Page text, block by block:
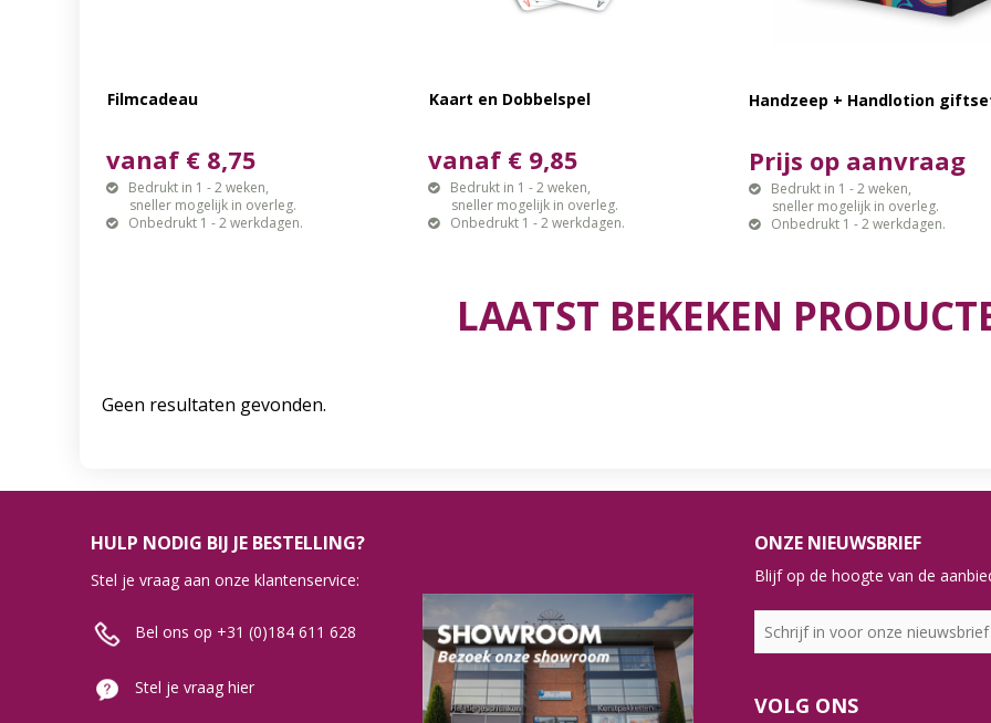
Filmcadeau
vanaf € 8,75
Bedrukt in 1 - 2 weken,
sneller mogelijk in overleg.
Onbedrukt 1 - 2 werkdagen.
Kaart en Dobbelspel
vanaf € 9,85
Bedrukt in 1 - 2 weken,
sneller mogelijk in overleg.
Onbedrukt 1 - 2 werkdagen.
Handzeep + Handlotion
Prijs op aanvraag
Bedrukt in 1 - 2 weken,
sneller mogelijk in overleg.
Onbedrukt 1 - 2 werkdagen.
LAATST BEKEKEN
Geen resultaten gevonden.
HULP NODIG BIJ JE BESTELLING?
Stel je vraag aan onze klantenservice:
Bel ons op +31 (0)184 611 628
Stel je vraag hier
ONZE NIEUWSBRIEF
Blijf op de hoogte van de
VOLG ONS